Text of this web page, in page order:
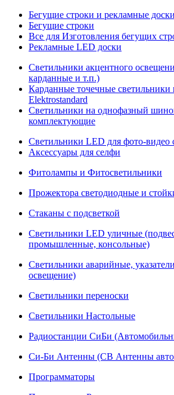
Бегущие строки и рекламные доски
Бегущие строки
Все для Изготовления бегущих
Рекламные LED доски
Светильники акцентного
карданные и т.п.)
Карданные точечные
Elektrostandard
Светильники на однофазный
комплектующие
Светильники LED для фото-видео
Аксессуары для селфи
Фитолампы и Фитосветильники
Прожектора светодиодные и
Стаканы с подсветкой
Светильники LED уличные
промышленные, консольные)
Светильники аварийные,
освещение)
Светильники переноски
Светильники Настольные
Радиостанции СиБи
Си-Би Антенны (СВ Антенны
Программаторы